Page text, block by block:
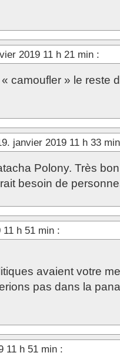
2019 11 h 21 min :
camoufler » le reste
janvier 2019 11 h 33
Polony. Très
besoin de
11 h 51 min :
avaient votre
pas dans la
11 h 51 min :